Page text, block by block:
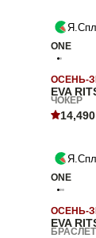
ONE
EVA
ОСЕНЬ-
ЧОКЕР
ONE
EVA
ОСЕНЬ-
БРАСЛЕТ